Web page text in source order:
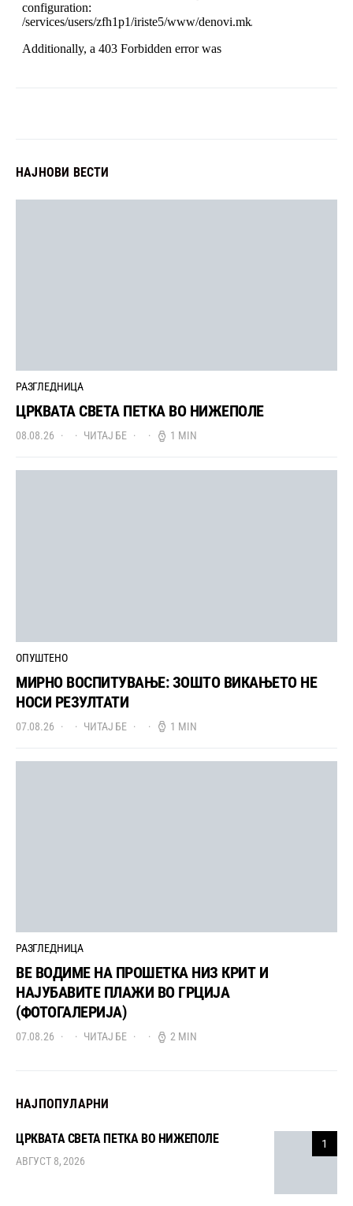
НАЈНОВИ ВЕСТИ
РАЗГЛЕДНИЦА
ЦРКВАТА СВЕТА ПЕТКА ВО НИЖЕПОЛЕ
08.08.26 ЧИТАЈ БЕ 1 MIN
ОПУШТЕНО
МИРНО ВОСПИТУВАЊЕ: ЗОШТО ВИКАЊЕТО НЕ
НОСИ РЕЗУЛТАТИ
07.08.26 ЧИТАЈ БЕ 1 MIN
РАЗГЛЕДНИЦА
ВЕ ВОДИМЕ НА ПРОШЕТКА НИЗ КРИТ И
НАЈУБАВИТЕ ПЛАЖИ ВО ГРЦИЈА
(ФОТОГАЛЕРИЈА)
07.08.26 ЧИТАЈ БЕ 2 MIN
НАЈПОПУЛАРНИ
1
ЦРКВАТА СВЕТА ПЕТКА ВО НИЖЕПОЛЕ
АВГУСТ 8, 2026